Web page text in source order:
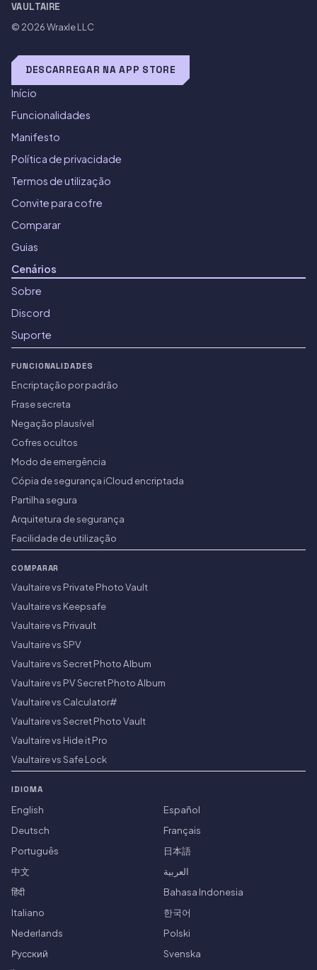
VAULTAIRE
© 2026Wraxle LLC
DESCARREGAR NA APP STORE
Início
Funcionalidades
Manifesto
Política de privacidade
Termos de utilização
Convite para cofre
Comparar
Guias
Cenários
Sobre
Discord
Suporte
FUNCIONALIDADES
Encriptação por padrão
Frase secreta
Negação plausível
Cofres ocultos
Modo de emergência
Cópia de segurança iCloud encriptada
Partilha segura
Arquitetura de segurança
Facilidade de utilização
COMPARAR
Vaultaire vs Private Photo Vault
Vaultaire vs Keepsafe
Vaultaire vs Privault
Vaultaire vs SPV
Vaultaire vs Secret Photo Album
Vaultaire vs PV Secret Photo Album
Vaultaire vs Calculator#
Vaultaire vs Secret Photo Vault
Vaultaire vs Hide it Pro
Vaultaire vs Safe Lock
IDIOMA
English
Español
Deutsch
Français
Português
日本語
中文
العربية
हिंदी
Bahasa Indonesia
Italiano
한국어
Nederlands
Polski
Русский
Svenska